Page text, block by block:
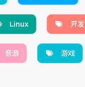
Linux 开发
音游 游戏